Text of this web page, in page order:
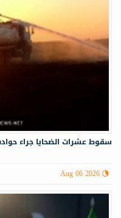
سقوط عشرات الضحايا جراء
Aug 06 2026